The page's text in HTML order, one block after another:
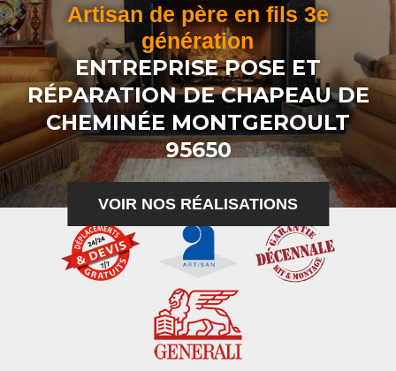
Artisan de père en fils 3e
génération
ENTREPRISE POSE ET
RÉPARATION DE CHAPEAU DE
CHEMINÉE MONTGEROULT
95650
VOIR NOS RÉALISATIONS